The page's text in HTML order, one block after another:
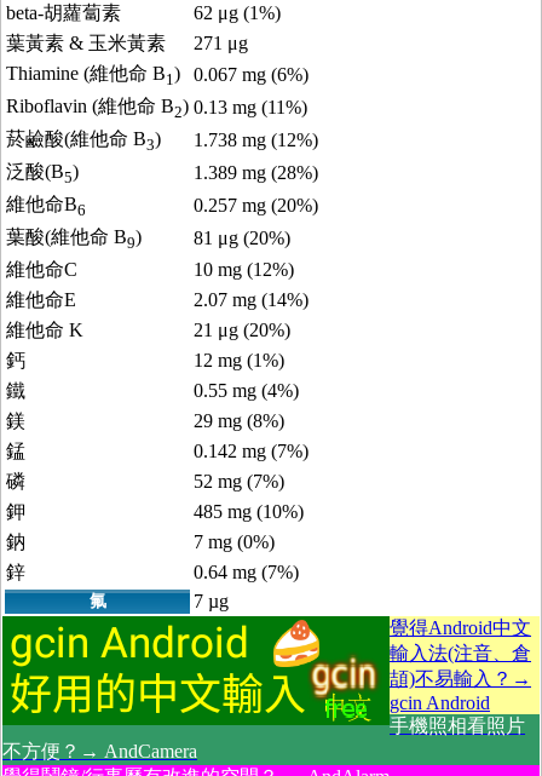
beta-胡蘿蔔素
62 μg (1%)
葉黃素 & 玉米黃素
271 μg
Thiamine (維他命 B1)
0.067 mg (6%)
Riboflavin (維他命 B2) 0.13 mg (11%)
菸鹼酸(維他命 B3)
1.738 mg (12%)
泛酸(B5)
1.389 mg (28%)
維他命B6
0.257 mg (20%)
葉酸(維他命 B9)
81 μg (20%)
維他命C
10 mg (12%)
維他命E
2.07 mg (14%)
維他命 K
21 μg (20%)
鈣
12 mg (1%)
鐵
0.55 mg (4%)
鎂
29 mg (8%)
錳
0.142 mg (7%)
磷
52 mg (7%)
鉀
485 mg (10%)
鈉
7 mg (0%)
鋅
0.64 mg (7%)
氟
7 µg
覺得Android中文
輸入法(注音、倉
頡)不易輸入？→
gcin Android
手機照相看照片
不方便？→ AndCamera